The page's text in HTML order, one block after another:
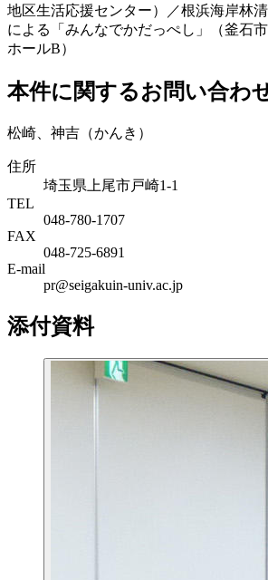
地区生活応援センター）／根浜海岸林
による「みんなでかだっぺし」（釜石
ホールB）
本件に関するお問い合わ
松崎、神吉（かんき）
住所
埼玉県上尾市戸崎1-1
TEL
048-780-1707
FAX
048-725-6891
E-mail
pr@seigakuin-univ.ac.jp
添付資料